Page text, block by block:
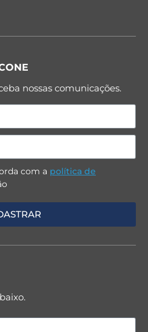
nossas comunicações.
com a política de